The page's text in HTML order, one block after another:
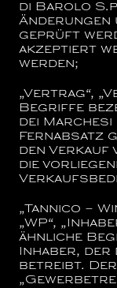
di Barolo
geprüft
akzeptiert
werden;
„Vertrag“,
Begriffe
dei Marchesi
Fernabsatz
den Verkauf
die
„Tannico –
„WP“,
ähnliche
Inhaber,
betreibt.